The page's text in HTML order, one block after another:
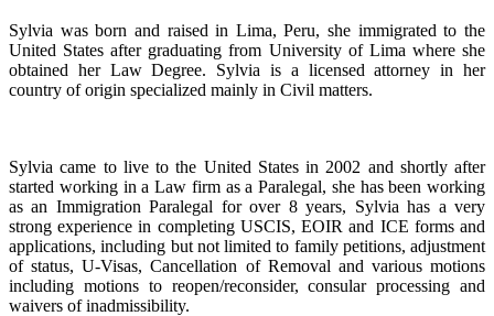
Sylvia was born and raised in Lima, Peru, she immigrated to the
United States after graduating from University of Lima where she
obtained her Law Degree. Sylvia is a licensed attorney in her
country of origin specialized mainly in Civil matters.
Sylvia came to live to the United States in 2002 and shortly after
started working in a Law firm as a Paralegal, she has been working
as an Immigration Paralegal for over 8 years, Sylvia has a very
strong experience in completing USCIS, EOIR and ICE forms and
applications, including but not limited to family petitions, adjustment
of status, U-Visas, Cancellation of Removal and various motions
including motions to reopen/reconsider, consular processing and
waivers of inadmissibility.